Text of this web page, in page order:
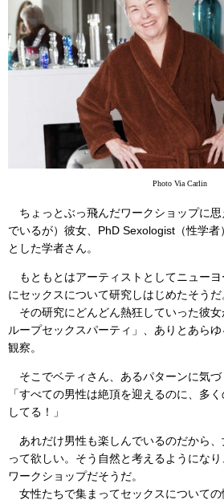
Photo Via Carlin
ちょっとぶっ飛んだワークショップに
でいるが）彼女、PhD Sexologist（性学者
とした学者さん。
もともとはアーティストとしてニュー
にセックスについて研究しはじめたそうだ
その研究にどんどん熱狂していった彼
ループセックスパーティ」、ありとあら
観察。
そこでベティさん、あるパターンに気づ
「すべての男性は絶頂を迎えるのに、多
してる！」
あれだけ男性も楽しんでいるのだから
って欲しい。そう自然と考えるようにな
ワークショップだそうだ。
女性たちで集まってセックスについての